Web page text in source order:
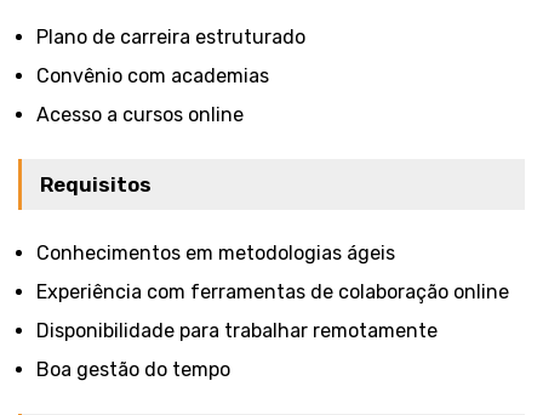
Plano de carreira estruturado
Convênio com academias
Acesso a cursos online
Requisitos
Conhecimentos em metodologias ágeis
Experiência com ferramentas de colaboração online
Disponibilidade para trabalhar remotamente
Boa gestão do tempo